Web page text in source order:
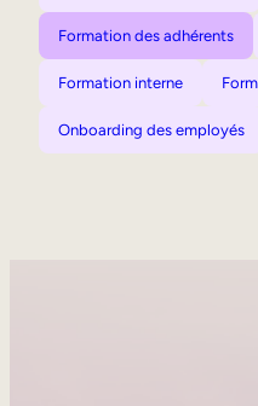
Formation des adhérents
Formation interne
Onboarding des employés